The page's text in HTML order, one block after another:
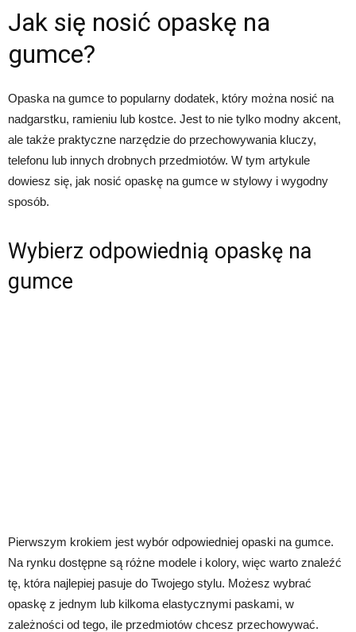
Jak się nosić opaskę na
gumce?
Opaska na gumce to popularny dodatek, który można nosić na
nadgarstku, ramieniu lub kostce. Jest to nie tylko modny akcent,
ale także praktyczne narzędzie do przechowywania kluczy,
telefonu lub innych drobnych przedmiotów. W tym artykule
dowiesz się, jak nosić opaskę na gumce w stylowy i wygodny
sposób.
Wybierz odpowiednią opaskę na
gumce
Pierwszym krokiem jest wybór odpowiedniej opaski na gumce.
Na rynku dostępne są różne modele i kolory, więc warto znaleźć
tę, która najlepiej pasuje do Twojego stylu. Możesz wybrać
opaskę z jednym lub kilkoma elastycznymi paskami, w
zależności od tego, ile przedmiotów chcesz przechowywać.